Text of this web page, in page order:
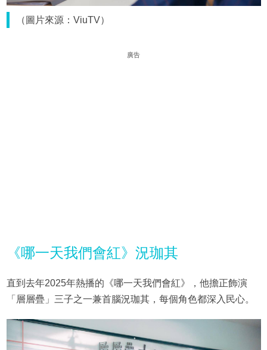
（圖片來源：ViuTV）
廣告
《哪一天我們會紅》況珈其
直到去年2025年熱播的《哪一天我們會紅》，他擔正飾演
「層層疊」三子之一兼首腦況珈其，每個角色都深入民心。